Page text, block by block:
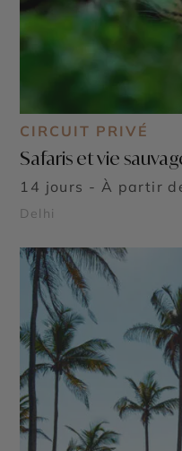
CIRCUIT PRIVÉ
Safaris et vie
14 jours - À partir
Delhi